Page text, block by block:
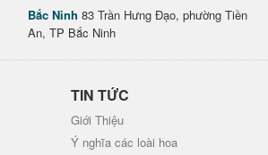
Bắc Ninh 83 Trần Hưng Đạo, phường Tiền
An, TP Bắc Ninh
TIN TỨC
Giới Thiệu
Ý nghĩa các loài hoa